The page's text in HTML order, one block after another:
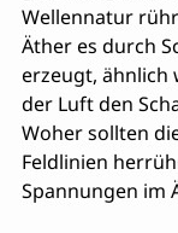
Wellennatur
Äther es durch
erzeugt, ähnlich
der Luft den
Woher sollten
Feldlinien
Spannungen im